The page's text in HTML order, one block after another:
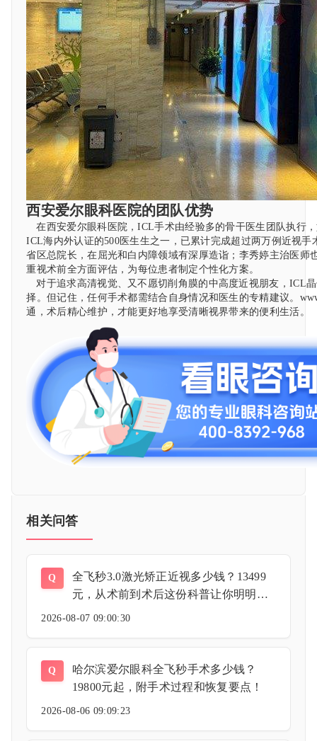
西安爱尔眼科医院的团队优势
在西安爱尔眼科医院，ICL手术由经验多的骨干医生团队执行
ICL海内外认证的500医生生之一，已累计完成超过两万例近视手
省区总院长，在屈光和白内障领域有深厚造诣；李秀婷主治医师
重视术前全方面评估，为每位患者制定个性化方案。
对于追求高清视觉、又不愿切削角膜的中高度近视朋友，ICL
择。但记住，任何手术都需结合自身情况和医生的专精建议。
通，术后精心维护，才能更好地享受清晰视界带来的便利生活。
相关问答
Q
全飞秒3.0激光矫正近视多少钱？13499
元，从术前到术后这份科普让你明明白
白摘镜
2026-08-07 09:00:30
Q
哈尔滨爱尔眼科全飞秒手术多少钱？
19800元起，附手术过程和恢复要点！
2026-08-06 09:09:23